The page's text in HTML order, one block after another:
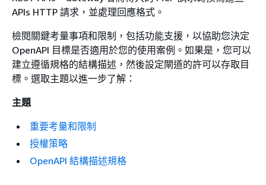
APIs HTTP 請求，並處理回應格式。
檢閱關鍵考量事項和限制，包括功能支援，以協助您決定
OpenAPI 目標是否適用於您的使用案例。如果是，您可以
建立遵循規格的結構描述，然後設定閘道的許可以存取目
標。選取主題以進一步了解：
主題
重要考量和限制
授權策略
OpenAPI 結構描述規格